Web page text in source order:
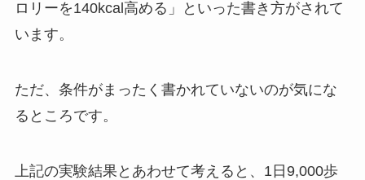
ロリーを140kcal高める」といった書き方がされて
います。
ただ、条件がまったく書かれていないのが気にな
るところです。
上記の実験結果とあわせて考えると、1日9,000歩